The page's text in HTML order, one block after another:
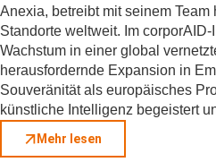
Anexia, betreibt mit seinem Team
Standorte weltweit. Im
Wachstum in einer global
herausfordernde Expansion in
Souveränität als europäisches
künstliche Intelligenz begeistert
Mehr lesen